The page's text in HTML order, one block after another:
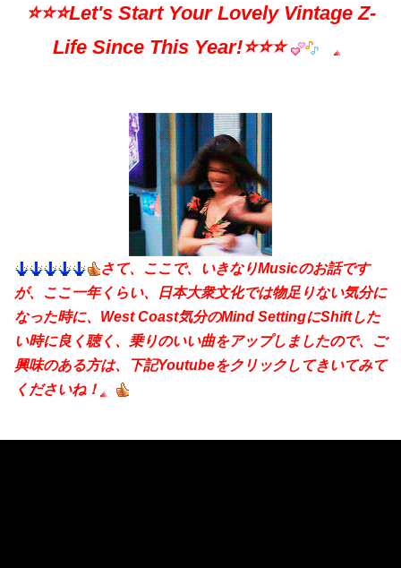
⭐️⭐️⭐️Let's Start Your Lovely Vintage Z-
Life Since This Year!⭐️⭐️⭐️
さて、ここで、いきなりMusicのお話です
が、ここ一年くらい、日本大衆文化では物足りない気分に
なった時に、West Coast気分のMind SettingにShiftした
い時に良く聴く、乗りのいい曲をアップしましたので、ご
興味のある方は、下記Youtubeをクリックしてきいてみて
くださいね！